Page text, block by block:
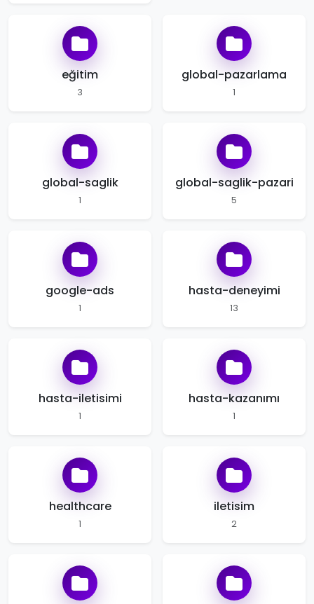
eğitim
3
global-pazarlama
1
global-saglik
1
global-saglik-pazari
5
google-ads
1
hasta-deneyimi
13
hasta-iletisimi
1
hasta-kazanımı
1
healthcare
1
iletisim
2